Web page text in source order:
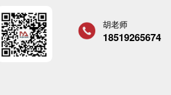
胡老师
18519265674